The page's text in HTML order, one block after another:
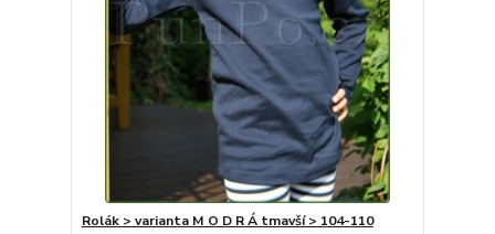
Rolák > varianta M O D R Á tmavší > 104-110